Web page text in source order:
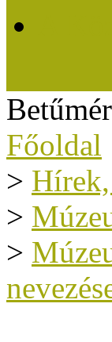
Főoldal
>
>
>